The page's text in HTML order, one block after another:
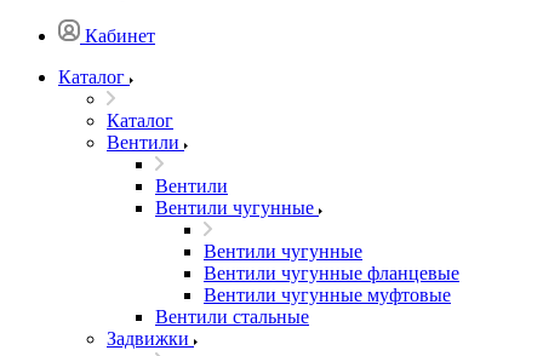
Кабинет
Каталог
Каталог
Вентили
Вентили
Вентили чугунные
Вентили чугунные
Вентили чугунные фланцевые
Вентили чугунные муфтовые
Вентили стальные
Задвижки